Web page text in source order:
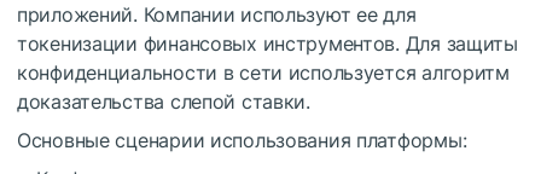
приложений. Компании используют ее для
токенизации финансовых инструментов. Для защиты
конфиденциальности в сети используется алгоритм
доказательства слепой ставки.
Основные сценарии использования платформы: